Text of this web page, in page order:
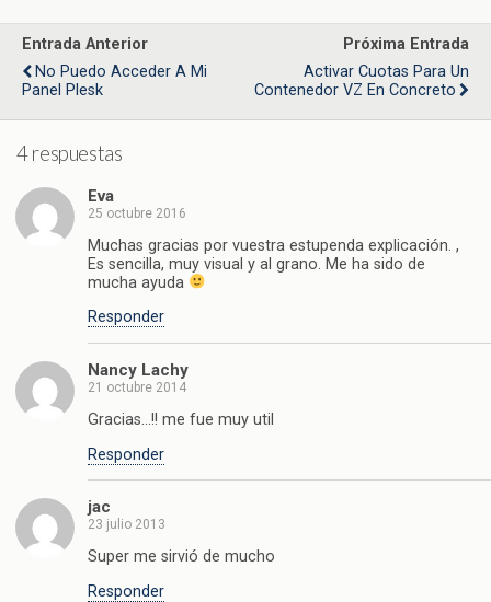
Entrada Anterior
No Puedo Acceder A Mi
Panel Plesk
Próxima Entrada
Activar Cuotas Para Un
Contenedor VZ En Concreto
4 respuestas
Eva
25 octubre 2016
Muchas gracias por vuestra estupenda explicación. ,
Es sencilla, muy visual y al grano. Me ha sido de
mucha ayuda
Responder
Nancy Lachy
21 octubre 2014
Gracias…!! me fue muy util
Responder
jac
23 julio 2013
Super me sirvió de mucho
Responder